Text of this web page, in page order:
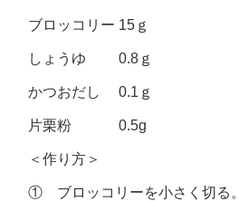
ブロッコリー 15ｇ
しょうゆ 0.8ｇ
かつおだし 0.1ｇ
片栗粉 0.5g
＜作り方＞
① ブロッコリーを小さく切る。